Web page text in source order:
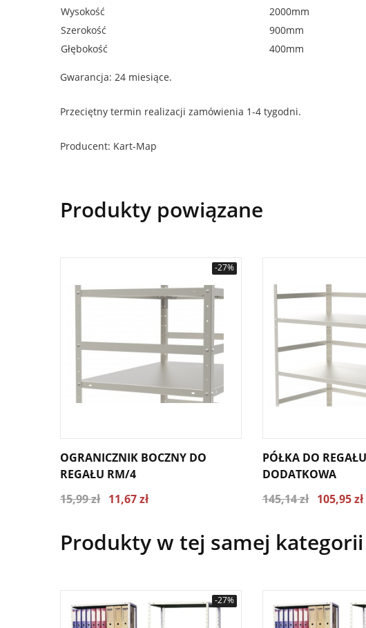
Wysokość
2000mm
Szerokość
900mm
Głębokość
400mm
Gwarancja: 24 miesiące.
Przeciętny termin realizacji zamówienia 1-4 tygodni.
Producent: Kart-Map
Produkty powiązane
-27%
OGRANICZNIK BOCZNY DO
REGAŁU RM/4
15,99 zł 11,67 zł
PÓŁKA DO
DODATKOWA
145,14 zł
105,95 zł
Produkty w tej samej kategorii
-27%